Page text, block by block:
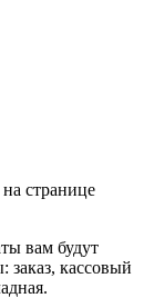
странице
вам будут
заказ, кассовый